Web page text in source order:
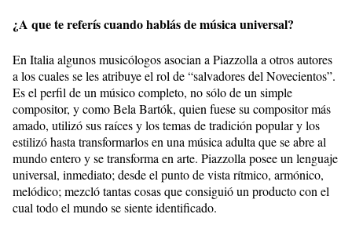
¿A que te referís cuando hablás de música universal?
En Italia algunos musicólogos asocian a Piazzolla a otros autores
a los cuales se les atribuye el rol de “salvadores del Novecientos”.
Es el perfil de un músico completo, no sólo de un simple
compositor, y como Bela Bartók, quien fuese su compositor más
amado, utilizó sus raíces y los temas de tradición popular y los
estilizó hasta transformarlos en una música adulta que se abre al
mundo entero y se transforma en arte. Piazzolla posee un lenguaje
universal, inmediato; desde el punto de vista rítmico, armónico,
melódico; mezcló tantas cosas que consiguió un producto con el
cual todo el mundo se siente identificado.